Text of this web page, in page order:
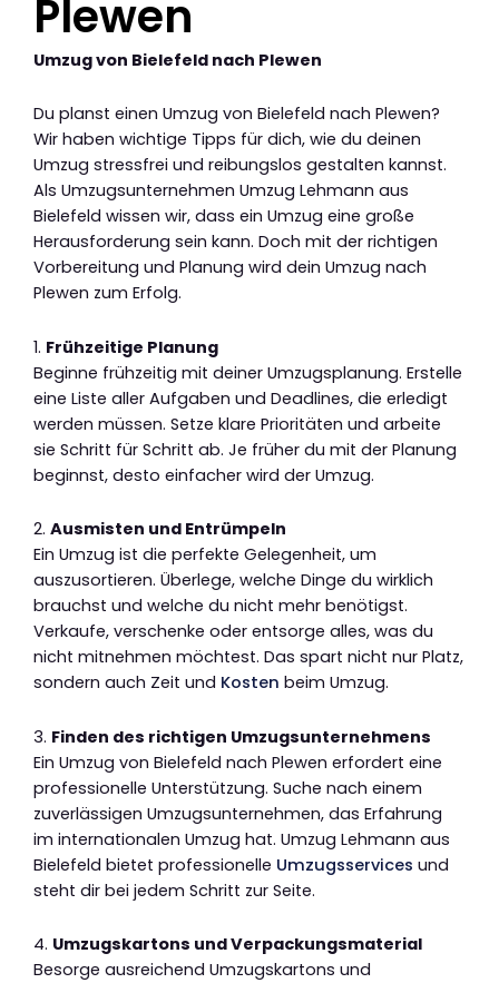
Plewen
Umzug von Bielefeld nach Plewen
Du planst einen Umzug von Bielefeld nach Plewen?
Wir haben wichtige Tipps für dich, wie du deinen
Umzug stressfrei und reibungslos gestalten kannst.
Als Umzugsunternehmen Umzug Lehmann aus
Bielefeld wissen wir, dass ein Umzug eine große
Herausforderung sein kann. Doch mit der richtigen
Vorbereitung und Planung wird dein Umzug nach
Plewen zum Erfolg.
1. Frühzeitige Planung
Beginne frühzeitig mit deiner Umzugsplanung. Erstelle
eine Liste aller Aufgaben und Deadlines, die erledigt
werden müssen. Setze klare Prioritäten und arbeite
sie Schritt für Schritt ab. Je früher du mit der Planung
beginnst, desto einfacher wird der Umzug.
2. Ausmisten und Entrümpeln
Ein Umzug ist die perfekte Gelegenheit, um
auszusortieren. Überlege, welche Dinge du wirklich
brauchst und welche du nicht mehr benötigst.
Verkaufe, verschenke oder entsorge alles, was du
nicht mitnehmen möchtest. Das spart nicht nur Platz,
sondern auch Zeit und Kosten beim Umzug.
3. Finden des richtigen Umzugsunternehmens
Ein Umzug von Bielefeld nach Plewen erfordert eine
professionelle Unterstützung. Suche nach einem
zuverlässigen Umzugsunternehmen, das Erfahrung
im internationalen Umzug hat. Umzug Lehmann aus
Bielefeld bietet professionelle Umzugsservices und
steht dir bei jedem Schritt zur Seite.
4. Umzugskartons und Verpackungsmaterial
Besorge ausreichend Umzugskartons und